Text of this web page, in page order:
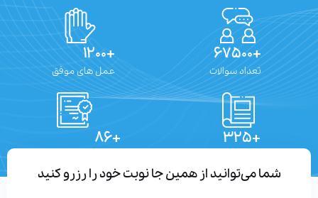
تعداد سوالات عمل های موفق
شما می‌توانید از همین جا نوبت خود را رزرو کنید